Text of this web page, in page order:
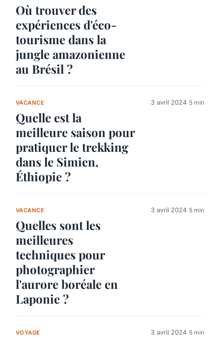
Où trouver des
expériences d'éco-
tourisme dans la
jungle amazonienne
au Brésil ?
VACANCE
Quelle est la
meilleure saison pour
pratiquer le trekking
dans le Simien,
Éthiopie ?
3 avril 2024 5 min
VACANCE
Quelles sont les
meilleures
techniques pour
photographier
l'aurore boréale en
Laponie ?
3 avril 2024 5 min
VOYAGE 3 avril 2024 5 min